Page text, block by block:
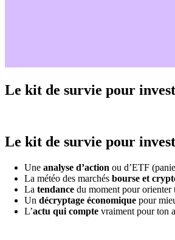
Le kit de survie pour
Le kit de survie pour
Une analyse d’action ou d’ETF
La météo des marchés bourse et
La tendance du moment pour orienter
Un décryptage économique pour
L’actu qui compte vraiment pour ton